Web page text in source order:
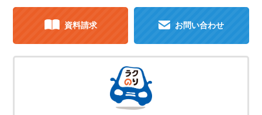
資料請求 お問い合わせ